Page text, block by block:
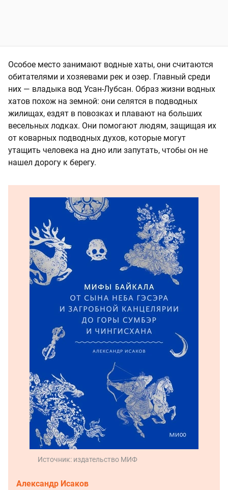
Особое место занимают водные хаты, они считаются
обитателями и хозяевами рек и озер. Главный среди
них — владыка вод Усан-Лубсан. Образ жизни водных
хатов похож на земной: они селятся в подводных
жилищах, ездят в повозках и плавают на больших
весельных лодках. Они помогают людям, защищая их
от коварных подводных духов, которые могут
утащить человека на дно или запутать, чтобы он не
нашел дорогу к берегу.
Источник: издательство МИФ
Александр Исаков